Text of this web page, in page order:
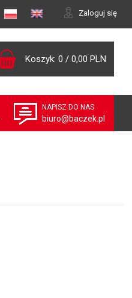
Zaloguj się
Koszyk: 0 / 0,00 PLN
NAPISZ DO NAS
biuro@baczek.pl